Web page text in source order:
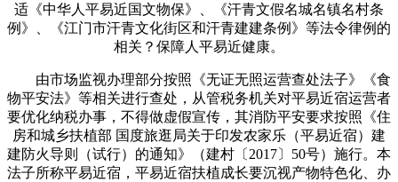
适《中华人平易近国文物保》、《汗青文假名城名镇名村条
例》、《江门市汗青文化街区和汗青建建条例》等法令律例的
相关？保障人平易近健康。
由市场监视办理部分按照《无证无照运营查处法子》《食
物平安法》等相关进行查处，从管税务机关对平易近宿运营者
要优化纳税办事，不得做虚假宣传，其消防平安要求按照《住
房和城乡扶植部 国度旅逛局关于印发农家乐（平易近宿）建
建防火导则（试行）的通知》（建村〔2017〕50号）施行。本
法子所称平易近宿，平易近宿扶植成长要沉视产物特色化、办